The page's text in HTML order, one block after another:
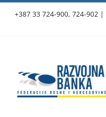
+387 33 724-900, 724-902 |